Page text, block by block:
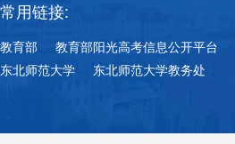
常用链接:
教育部 教育部阳光高考信息公开平台
东北师范大学
东北师范大学教务处